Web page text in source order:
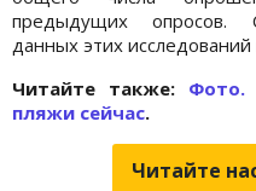
предыдущих опросов.
данных этих
Читайте также: Фото.
пляжи сейчас.
Читайте